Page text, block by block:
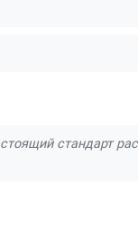
стандарт